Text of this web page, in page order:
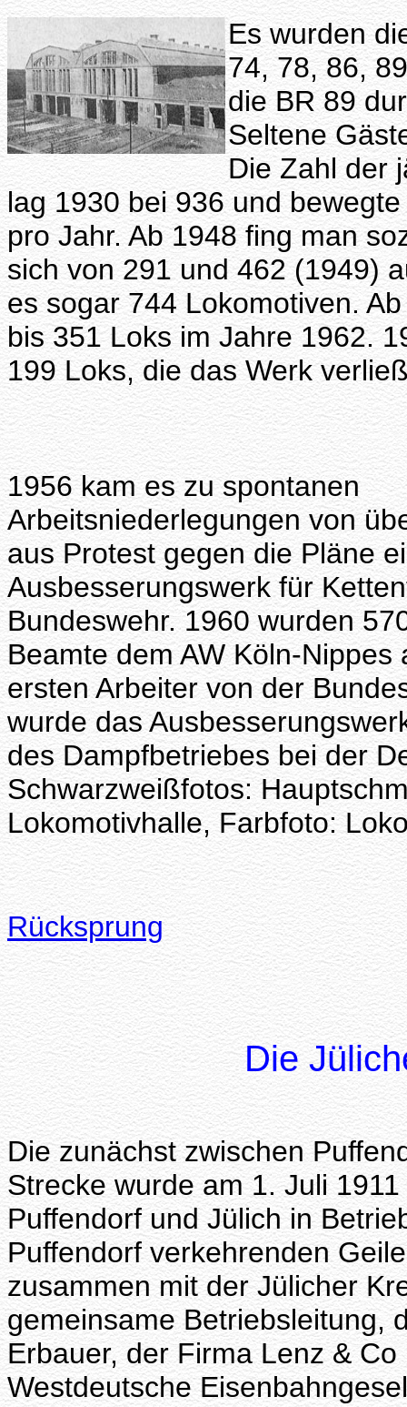
Es wurden
74, 78, 86,
die BR 89
Seltene
Die Zahl der
lag 1930 bei 936 und
pro Jahr. Ab 1948 fing man
sich von 291 und 462 (1949)
es sogar 744 Lokomotiven.
bis 351 Loks im Jahre 1962.
199 Loks, die das Werk
1956 kam es zu spontanen
Arbeitsniederlegungen von
aus Protest gegen die Pläne
Ausbesserungswerk für
Bundeswehr. 1960 wurden
Beamte dem AW Köln-
ersten Arbeiter von der
wurde das
des Dampfbetriebes bei der
Schwarzweißfotos:
Lokomotivhalle, Farbfoto:
Rücksprung
Die
Die zunächst zwischen
Strecke wurde am 1. Juli
Puffendorf und Jülich in
Puffendorf verkehrenden
zusammen mit der Jülicher
gemeinsame Betriebsleitung,
Erbauer, der Firma Lenz &
Westdeutsche